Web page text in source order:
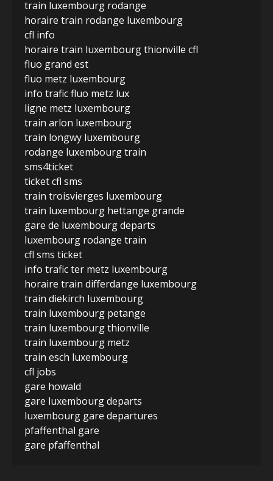
train luxembourg rodange
horaire train rodange luxembourg
cfl info
horaire train luxembourg thionville cfl
fluo grand est
fluo metz luxembourg
info trafic fluo metz lux
ligne metz luxembourg
train arlon luxembourg
train longwy luxembourg
rodange luxembourg train
sms4ticket
ticket cfl sms
train troisvierges luxembourg
train luxembourg hettange grande
gare de luxembourg departs
luxembourg rodange train
cfl sms ticket
info trafic ter metz luxembourg
horaire train differdange luxembourg
train diekirch luxembourg
train luxembourg petange
train luxembourg thionville
train luxembourg metz
train esch luxembourg
cfl jobs
gare howald
gare luxembourg departs
luxembourg gare departures
pfaffenthal gare
gare pfaffenthal